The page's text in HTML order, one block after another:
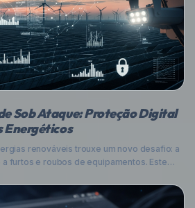
Sob Ataque: Proteção Digital
Energéticos
renováveis trouxe um novo desafio: a
furtos e roubos de equipamentos. Este
verde, com foco no cenário
para empresas.